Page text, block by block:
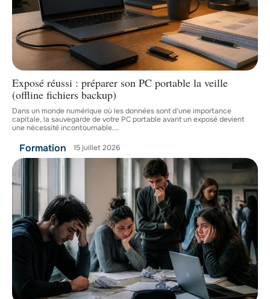
Exposé réussi : préparer son PC portable la veille
(offline fichiers backup)
Dans un monde numérique où les données sont d'une importance
capitale, la sauvegarde de votre PC portable avant un exposé devient
une nécessité incontournable.…
Formation 15 juillet 2026